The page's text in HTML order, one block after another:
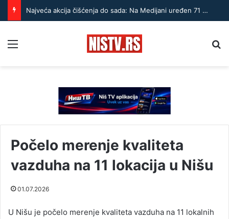
Najveća akcija čišćenja do sada: Na Medijani uređen 71 hektar
Počelo merenje kvaliteta
vazduha na 11 lokacija u Nišu
01.07.2026
U Nišu je počelo merenje kvaliteta vazduha na 11 lokalnih